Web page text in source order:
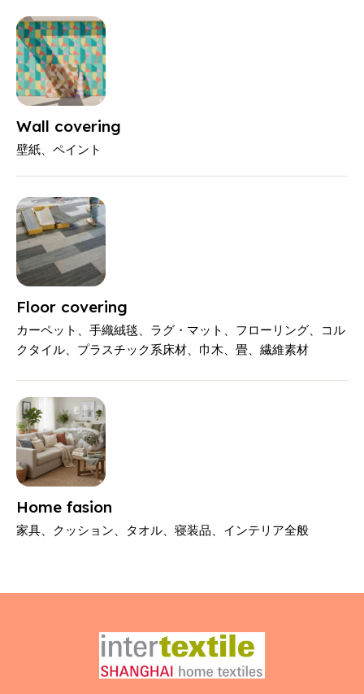
Wall covering
壁紙、ペイント
Floor covering
カーペット、手織絨毯、ラグ・マット、フローリング、コル
クタイル、プラスチック系床材、巾木、畳、繊維素材
Home fasion
家具、クッション、タオル、寝装品、インテリア全般